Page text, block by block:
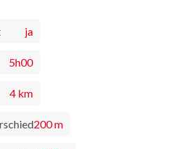
ja
5h00
4 km
200 m